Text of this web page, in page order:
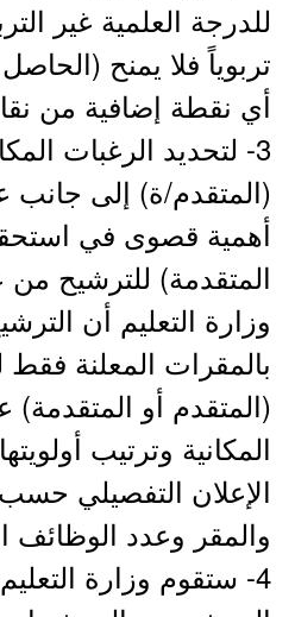
للدرجة العلمية غير
تربوياً فلا يمنح
أي نقطة إضافية من
3- لتحديد الرغبات
(المتقدم/ة) إلى جانب
أهمية قصوى في
المتقدمة) للترشيح
وزارة التعليم أن
بالمقرات المعلنة
(المتقدم أو المتقدمة)
المكانية وترتيب
الإعلان التفصيلي
والمقر وعدد الوظائف
4- ستقوم وزارة